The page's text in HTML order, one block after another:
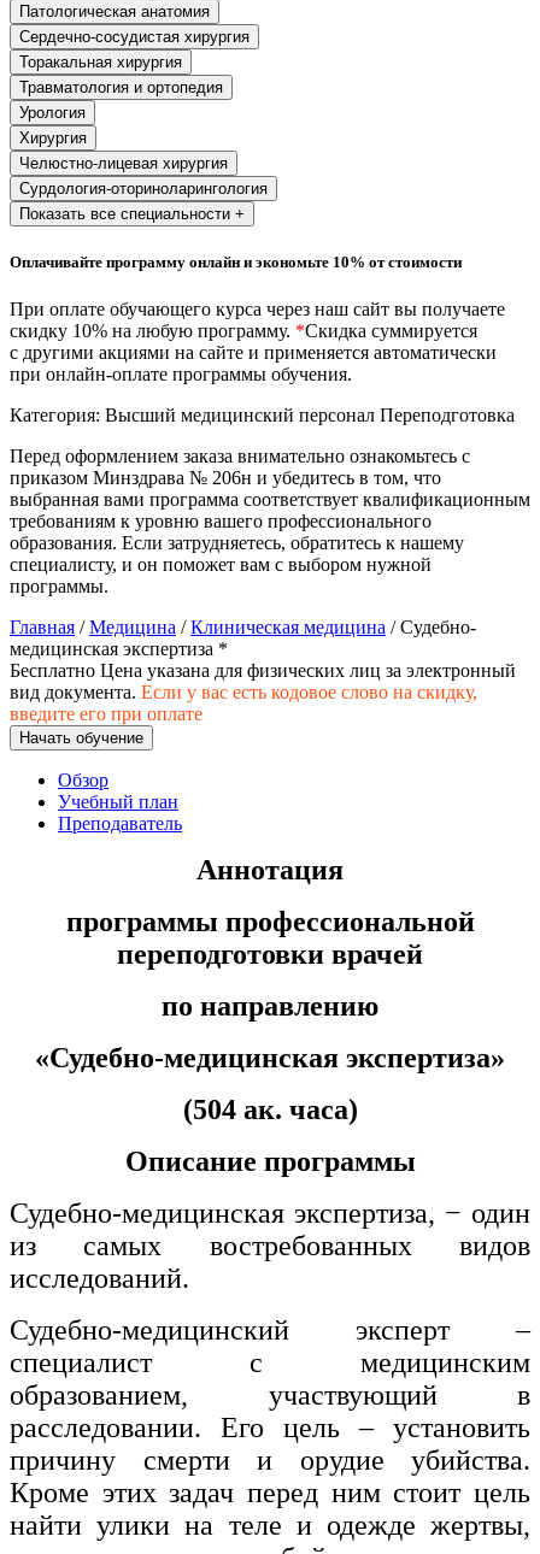
Экологическая безопасность в
промышленности
Управление охраной труда.
Техносферная безопасность
Допуски
Безопасность труда
Экономика и управление
Управление производством
общественного питания в
организации
Управление административно-
хозяйственной деятельностью
Техника-технологии
нефтегазовое дело и геодезия
Техника и технологии наземного
транспорта
Техника и технологии строительства
Ядерная энергетика и технологии
Культура и спорт
Физкультура и спорт
Изобразительное и прикладные виды
искусств
информативно-библиотечное дело
Управление в технических системах
Ветеринария и зоотехника
аккредитации
Основные Услуги
Дополнительные Услуги
Патологическая анатомия
Сердечно-сосудистая хирургия
Торакальная хирургия
Травматология и ортопедия
Урология
Хирургия
Челюстно-лицевая хирургия
Сурдология-оториноларингология
Показать все специальности +
Оплачивайте программу онлайн и экономьте 10% от стоимости
При оплате обучающего курса через наш сайт вы получаете
скидку 10% на любую программу. *Скидка суммируется
с другими акциями на сайте и применяется автоматически
при онлайн-оплате программы обучения.
Категория: Высший медицинский персонал Переподготовка
Перед оформлением заказа внимательно ознакомьтесь с
приказом Минздрава № 206н и убедитесь в том, что
выбранная вами программа соответствует квалификационным
требованиям к уровню вашего профессионального
образования. Если затрудняетесь, обратитесь к нашему
специалисту, и он поможет вам с выбором нужной
программы.
Главная /Медицина /Клиническая медицина / Судебно-
медицинская экспертиза *
Бесплатно Цена указана для физических лиц за электронный
вид документа. Если у вас есть кодовое слово на скидку,
введите его при оплате
Начать обучение
Обзор
Учебный план
Преподаватель
Аннотация
программы профессиональной
переподготовки врачей
по направлению
«Судебно-медицинская экспертиза»
(504 ак. часа)
Описание программы
Судебно-медицинская экспертиза, − один
из самых востребованных видов
исследований.
Судебно-медицинский эксперт –
специалист с медицинским
образованием, участвующий в
расследовании. Его цель – установить
причину смерти и орудие убийства.
Кроме этих задач перед ним стоит цель
найти улики на теле и одежде жертвы,